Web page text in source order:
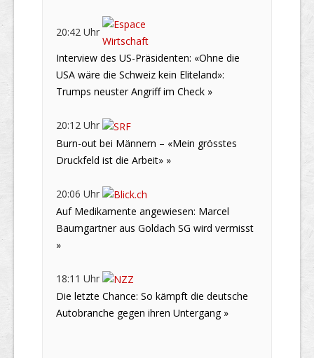
20:42 Uhr
Interview des US-Präsidenten: «Ohne die
USA wäre die Schweiz kein Eliteland»:
Trumps neuster Angriff im Check »
20:12 Uhr
Burn-out bei Männern – «Mein grösstes
Druckfeld ist die Arbeit» »
20:06 Uhr
Auf Medikamente angewiesen: Marcel
Baumgartner aus Goldach SG wird vermisst
»
18:11 Uhr
Die letzte Chance: So kämpft die deutsche
Autobranche gegen ihren Untergang »